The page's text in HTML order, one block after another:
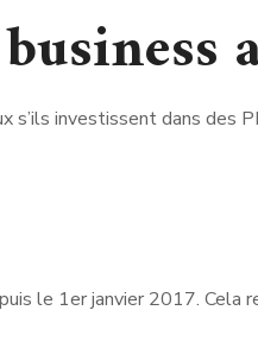
s’ils investissent dans
le 1er janvier 2017. Cela